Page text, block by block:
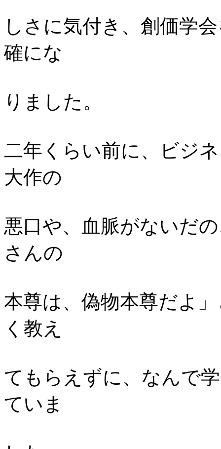
しさに気付き、創価学
確にな
りました。
二年くらい前に、ビジ
大作の
悪口や、血脈がないだ
さんの
本尊は、偽物本尊だよ
く教え
てもらえずに、なんで
ていま